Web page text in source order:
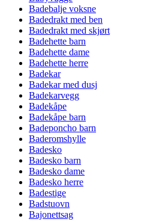
Badebalje voksne
Badedrakt med ben
Badedrakt med skjørt
Badehette barn
Badehette dame
Badehette herre
Badekar
Badekar med dusj
Badekarvegg
Badekåpe
Badekåpe barn
Badeponcho barn
Baderomshylle
Badesko
Badesko barn
Badesko dame
Badesko herre
Badestige
Badstuovn
Bajonettsag